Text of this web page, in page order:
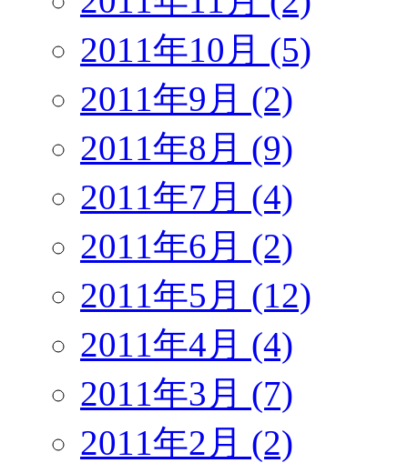
2011年10月 (5)
2011年9月 (2)
2011年8月 (9)
2011年7月 (4)
2011年6月 (2)
2011年5月 (12)
2011年4月 (4)
2011年3月 (7)
2011年2月 (2)